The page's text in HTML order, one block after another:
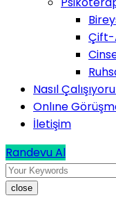
Çift-
Nasıl
Onlıne
İletişim
Randevu Al
close